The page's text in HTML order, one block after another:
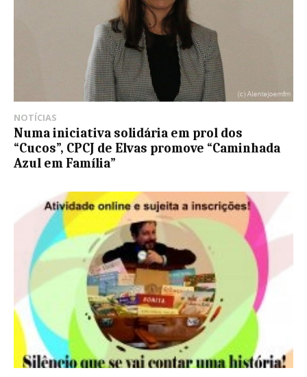
NOTÍCIAS
Numa iniciativa solidária em prol dos
“Cucos”, CPCJ de Elvas promove “Caminhada
Azul em Família”